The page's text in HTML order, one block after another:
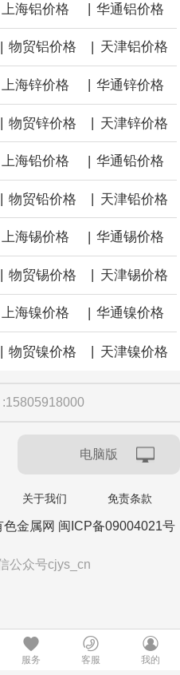
美元。
月以来最大单周涨幅。油价走弱为金价提
美国非农就业数据，以寻找美国利率前
师马特·辛普森表示，中东和平前景改善
带宽内存（HBM）及其他下一代动态随
上海铝价格 华通铝价格
| 物贸铝价格 | 天津铝价格
上海锌价格 华通锌价格
| 物贸锌价格 | 天津锌价格
上海铅价格 | 华通铅价格
物贸铅价格 天津铅价格
上海锡价格 | 华通锡价格
物贸锡价格 天津锡价格
上海镍价格 | 华通镍价格
| 物贸镍价格 | 天津镍价格
电脑版
关于我们 免责条款
金属网 闽ICP备09004021号
公众号cjys_cn
服务 客服 我的